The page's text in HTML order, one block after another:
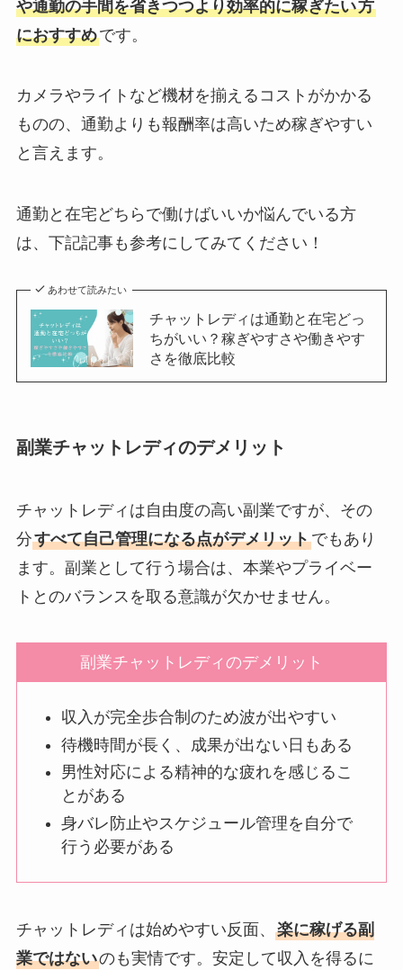
や通勤の手間を省きつつより効率的に稼ぎたい方
におすすめです。
カメラやライトなど機材を揃えるコストがかかる
ものの、通勤よりも報酬率は高いため稼ぎやすい
と言えます。
通勤と在宅どちらで働けばいいか悩んでいる方
は、下記記事も参考にしてみてください！
あわせて読みたい
チャットレディは通勤と在宅どっ
ちがいい？稼ぎやすさや働きやす
さを徹底比較
副業チャットレディのデメリット
チャットレディは自由度の高い副業ですが、その
分すべて自己管理になる点がデメリットでもあり
ます。副業として行う場合は、本業やプライベー
トとのバランスを取る意識が欠かせません。
副業チャットレディのデメリット
収入が完全歩合制のため波が出やすい
待機時間が長く、成果が出ない日もある
男性対応による精神的な疲れを感じるこ
とがある
身バレ防止やスケジュール管理を自分で
行う必要がある
チャットレディは始めやすい反面、 楽に稼げる副
業ではないのも実情です。安定して収入を得るに